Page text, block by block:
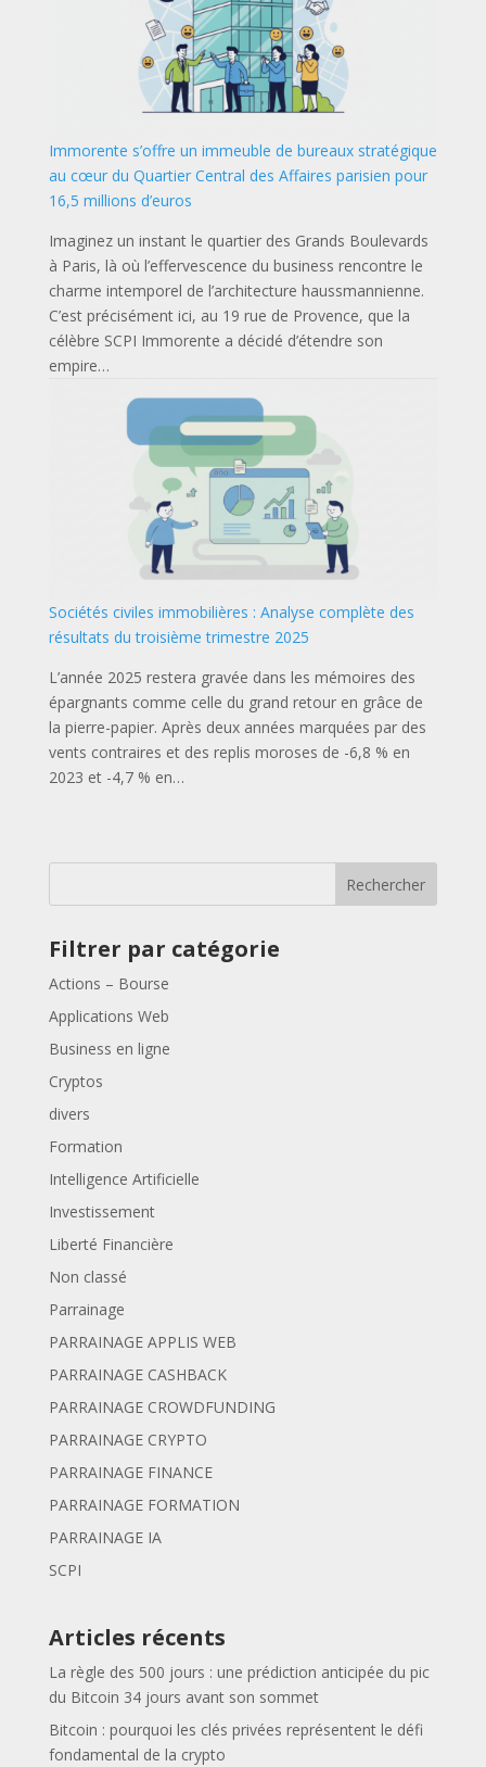
Immorente s’offre un immeuble de bureaux stratégique
au cœur du Quartier Central des Affaires parisien pour
16,5 millions d’euros
Imaginez un instant le quartier des Grands Boulevards
à Paris, là où l’effervescence du business rencontre le
charme intemporel de l’architecture haussmannienne.
C’est précisément ici, au 19 rue de Provence, que la
célèbre SCPI Immorente a décidé d’étendre son
empire…
Sociétés civiles immobilières : Analyse complète des
résultats du troisième trimestre 2025
L’année 2025 restera gravée dans les mémoires des
épargnants comme celle du grand retour en grâce de
la pierre-papier. Après deux années marquées par des
vents contraires et des replis moroses de -6,8 % en
2023 et -4,7 % en…
Rechercher
Filtrer par catégorie
Actions – Bourse
Applications Web
Business en ligne
Cryptos
divers
Formation
Intelligence Artificielle
Investissement
Liberté Financière
Non classé
Parrainage
PARRAINAGE APPLIS WEB
PARRAINAGE CASHBACK
PARRAINAGE CROWDFUNDING
PARRAINAGE CRYPTO
PARRAINAGE FINANCE
PARRAINAGE FORMATION
PARRAINAGE IA
SCPI
Articles récents
La règle des 500 jours : une prédiction anticipée du pic
du Bitcoin 34 jours avant son sommet
Bitcoin : pourquoi les clés privées représentent le défi
fondamental de la crypto